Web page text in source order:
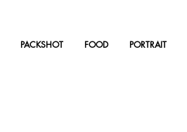
PACKSHOT FOOD PORTRAIT